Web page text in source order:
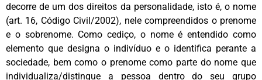
decorre de um dos direitos da personalidade, isto é, o nome
(art. 16, Código Civil/2002), nele compreendidos o prenome
e o sobrenome. Como cediço, o nome é entendido como
elemento que designa o indivíduo e o identifica perante a
sociedade, bem como o prenome como parte do nome que
individualiza/distingue a pessoa dentro do seu grupo